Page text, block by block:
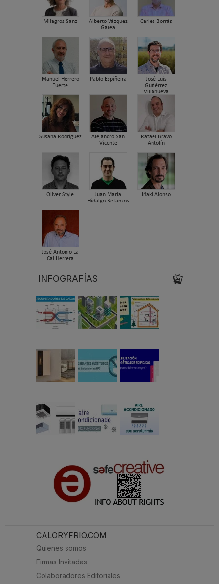
Milagros Sanz
Alberto Vázquez
Garea
Carles Borrás
Manuel Herrero
Fuerte
Pablo Espiñeira
José Luis
Gutiérrez
Villanueva
Susana Rodriguez
Alejandro San
Vicente
Rafael Bravo
Antolín
Oliver Style
Juan María
Hidalgo Betanzos
Iñaki Alonso
José Antonio La
Cal Herrera
INFOGRAFÍAS
CALORYFRIO.COM
Quienes somos
Firmas Invitadas
Colaboradores Editoriales